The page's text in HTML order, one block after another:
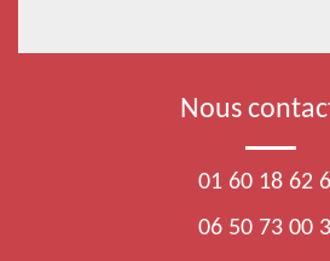
Nous
01 60 18 62
06 50 73 00